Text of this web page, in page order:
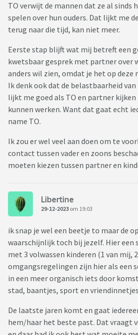
TO verwijt de mannen dat ze al sinds
spelen over hun ouders. Dat lijkt me
terug naar die tijd, kan niet meer.
Eerste stap blijft wat mij betreft een
kwetsbaar gesprek met partner over
anders wil zien, omdat je het op
Ik denk ook dat de belastbaarheid
lijkt me goed als TO en partner kijken
kunnen werken. Want dat gaat echt
name TO.
Ik zou er wel veel aan doen om te
contact tussen vader en zoons
moeten kiezen tussen partner en
Libertine
29-12-2023 om 19:03
ik snap je wel een beetje to maar de
waarschijnlijk toch bij jezelf. Hier een
met 3 volwassen kinderen (1 van mij,
omgangsregelingen zijn hier als een
in een meer organisch iets door
stad, baantjes, sport en
De laatste jaren komt en gaat
hem/haar het beste past. Dat vraagt